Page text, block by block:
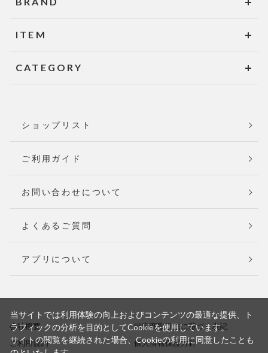
ITEM
CATEGORY
ショップリスト
ご利用ガイド
お問い合わせについて
よくあるご質問
アプリについて
会社概要
特定商取引法に基づく表記
ご利用規約
個人情報保護方針
当サイトでは利用体験の向上およびコンテンツの最適な提供、ト
ラフィックの分析を目的としてCookieを使用しています。
サイトの閲覧を継続された場合、Cookieの利用に同意したことも